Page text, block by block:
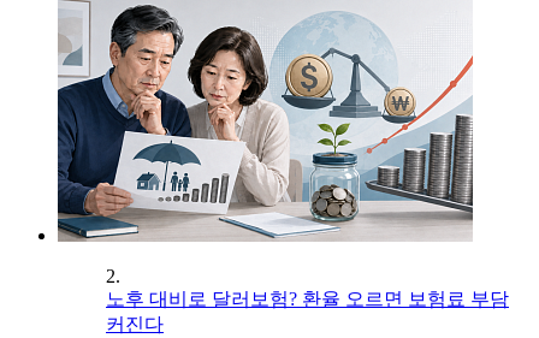
2.
노후 대비로 달러보험? 환율 오르면 보험료 부담
커진다